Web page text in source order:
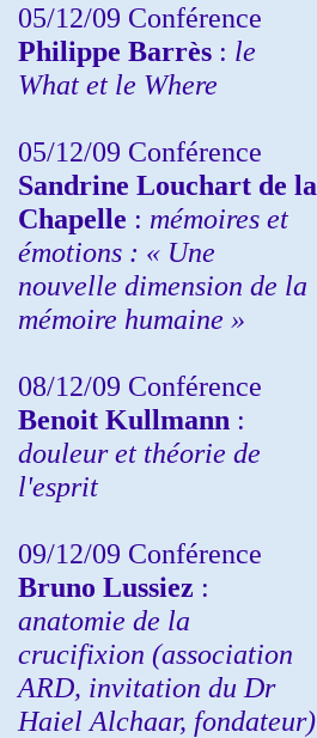
05/12/09 Conférence
Philippe Barrès : le
What et le Where
05/12/09 Conférence
Sandrine Louchart de la
Chapelle : mémoires et
émotions : « Une
nouvelle dimension de la
mémoire humaine »
08/12/09 Conférence
Benoit Kullmann :
douleur et théorie de
l'esprit
09/12/09 Conférence
Bruno Lussiez :
anatomie de la
crucifixion (association
ARD, invitation du Dr
Haiel Alchaar, fondateur)